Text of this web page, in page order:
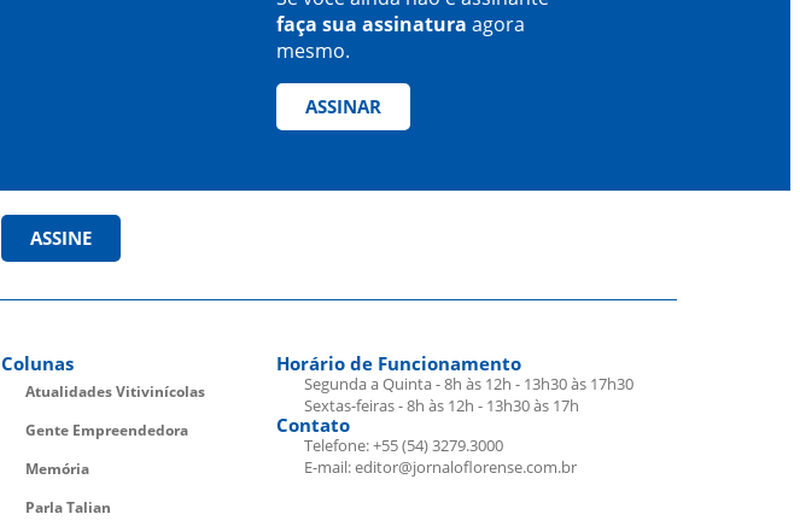
faça sua assinatura agora
mesmo.
ASSINAR
ASSINE
Colunas
Atualidades Vitivinícolas
Gente Empreendedora
Memória
Parla Talian
Horário de Funcionamento
Segunda a Quinta - 8h às 12h - 13h30 às 17h30
Sextas-feiras - 8h às 12h - 13h30 às 17h
Contato
Telefone: +55 (54) 3279.3000
E-mail: editor@jornaloflorense.com.br